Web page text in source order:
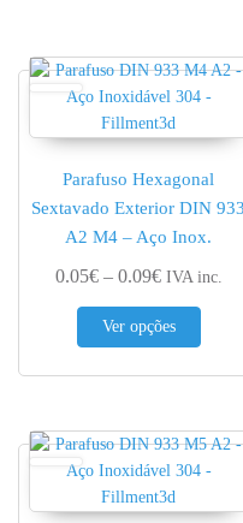
Parafuso Hexagonal
Sextavado Exterior DIN 933
A2 M4 – Aço Inox.
0.05€ – 0.09€Price
IVA inc.
Ver opções
This